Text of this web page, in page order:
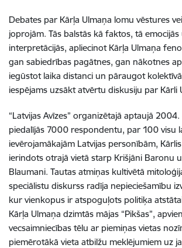
Debates par Kārļa Ulmaņa lomu vēstures
joprojām. Tās balstās kā faktos, tā
interpretācijās, apliecinot Kārļa Ulmaņa
gan sabiedrības pagātnes, gan nākotnes
iegūstot laika distanci un pāraugot
iespējams uzsākt atvērtu diskusiju par Kārli
“Latvijas Avīzes” organizētajā aptaujā 2004.
piedalījās 7000 respondentu, par 100 visu
ievērojamākajām Latvijas personībām,
ierindots otrajā vietā starp Krišjāni Baronu
Blaumani. Tautas atmiņas kultivētā
speciālistu diskurss radīja nepieciešamību
kur vienkopus ir atspoguļots politiķa
Kārļa Ulmaņa dzimtās mājas “Pikšas”,
vecsaimniecības tēlu ar piemiņas vietas
piemērotākā vieta atbilžu meklējumiem uz